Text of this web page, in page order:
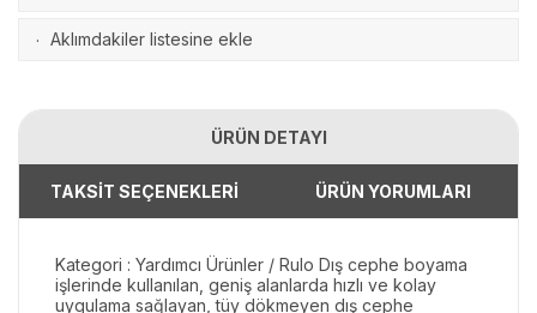
· Aklımdakiler listesine ekle
ÜRÜN DETAYI
TAKSİT SEÇENEKLERİ ÜRÜN YORUMLARI
Kategori : Yardımcı Ürünler / Rulo Dış cephe boyama
işlerinde kullanılan, geniş alanlarda hızlı ve kolay
uygulama sağlayan, tüy dökmeyen dış cephe